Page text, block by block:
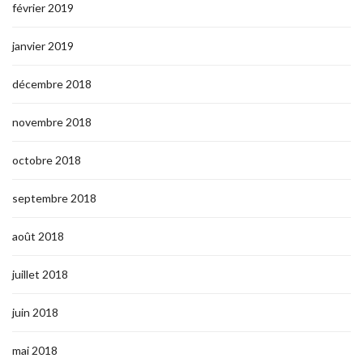
février 2019
janvier 2019
décembre 2018
novembre 2018
octobre 2018
septembre 2018
août 2018
juillet 2018
juin 2018
mai 2018